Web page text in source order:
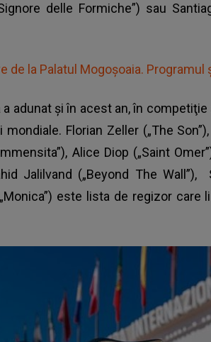
delle Formiche”) sau
de la Palatul Mogoșoaia.
a adunat şi în acest an, în
Florian Zeller („The
Alice Diop („Saint
Jalilvand („Beyond The Wall”),
este lista de regizor care